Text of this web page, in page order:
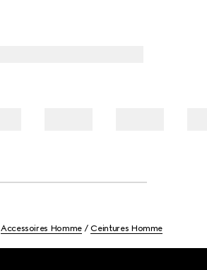
Accessoires Homme Ceintures Homme